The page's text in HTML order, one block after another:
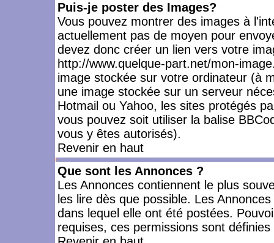
Puis-je poster des Images?
Vous pouvez montrer des images à
actuellement pas de moyen pour
devez donc créer un lien vers votre
http://www.quelque-part.net/mon-
image stockée sur votre ordinateur (à
une image stockée sur un serveur
Hotmail ou Yahoo, les sites protégés
vous pouvez soit utiliser la balise
vous y êtes autorisés).
Revenir en haut
Que sont les Annonces ?
Les Annonces contiennent le plus
les lire dès que possible. Les
dans lequel elle ont été postées.
requises, ces permissions sont